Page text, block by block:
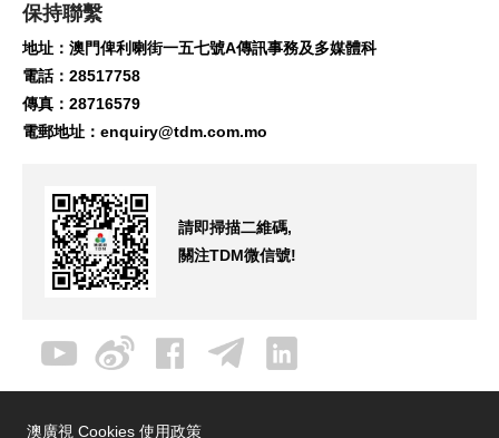
保持聯繫
地址：澳門俾利喇街一五七號A傳訊事務及多媒體科
電話：28517758
傳真：28716579
電郵地址： enquiry@tdm.com.mo
請即掃描二維碼,
關注TDM微信號!
澳廣視 Cookies 使用政策